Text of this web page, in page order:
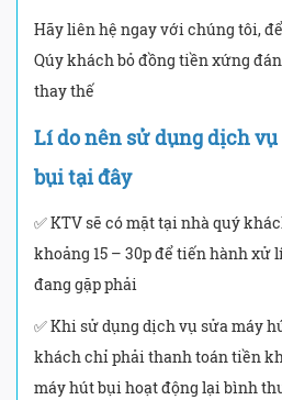
Hãy liên hệ ngay với chúng tôi,
Qúy khách bỏ đồng tiền xứng
thay thế
Lí do nên sử dụng dịch
bụi tại đây
✅ KTV sẽ có mặt tại nhà quý
khoảng 15 – 30p để tiến hành xử
đang gặp phải
✅ Khi sử dụng dịch vụ sửa máy
khách chỉ phải thanh toán tiền
máy hút bụi hoạt động lại bình